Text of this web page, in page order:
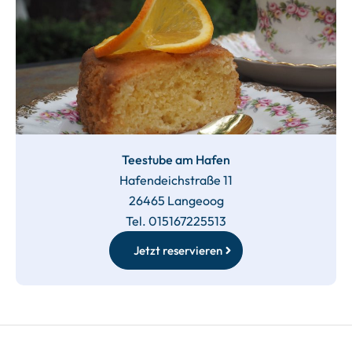
Teestube am Hafen
Hafendeichstraße 11
26465 Langeoog
Tel. 015167225513
Jetzt reservieren